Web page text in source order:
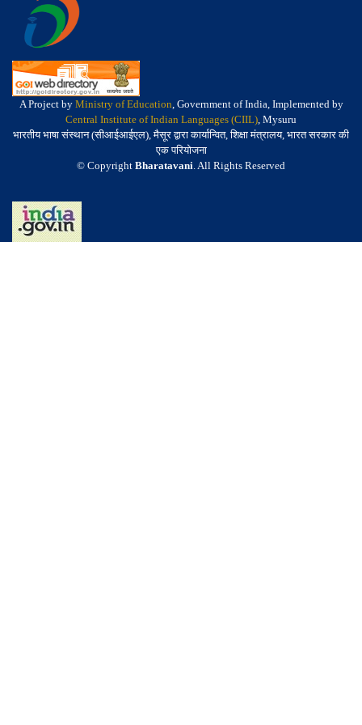
A Project by Ministry of Education, Government of India, Implemented by
Central Institute of Indian Languages (CIIL), Mysuru
भारतीय भाषा संस्थान (सीआईआईएल), मैसूर द्वारा कार्यान्वित, शिक्षा मंत्रालय, भारत सरकार की
एक परियोजना
© Copyright Bharatavani. All Rights Reserved